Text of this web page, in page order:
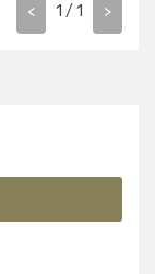
< 1 / 1 >